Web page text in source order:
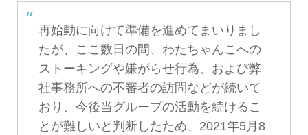
再始動に向けて準備を進めてまいりまし
たが、ここ数日の間、わたちゃんこへの
ストーキングや嫌がらせ行為、および弊
社事務所への不審者の訪問などが続いて
おり、今後当グループの活動を続けるこ
とが難しいと判断したため、2021年5月8